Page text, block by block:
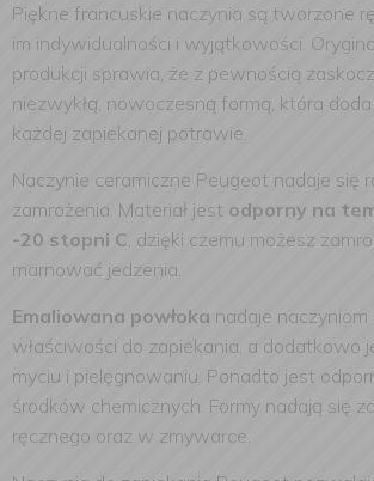
Piękne francuskie naczynia są tworzone
im indywidualności i wyjątkowości.
produkcji sprawia, że z pewnością
niezwykłą, nowoczesną formą, która
każdej zapiekanej potrawie.
Naczynie ceramiczne Peugeot nadaje się
zamrożenia. Materiał jest odporny na
-20 stopni C, dzięki czemu możesz
marnować jedzenia.
Emaliowana powłoka nadaje naczyniom
właściwości do zapiekania, a dodatkowo
myciu i pielęgnowaniu. Ponadto jest
środków chemicznych. Formy nadają się
ręcznego oraz w zmywarce.